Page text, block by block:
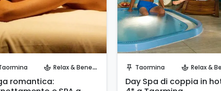
spa Relax & Benessere
romantica:
push_pin Taormina spa Relax &
Day Spa di coppia in